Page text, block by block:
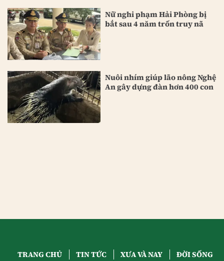
Nữ nghi phạm Hải Phòng bị
bắt sau 4 năm trốn truy nã
Nuôi nhím giúp lão nông Nghệ
An gây dựng đàn hơn 400 con
TRANG CHỦ TIN TỨC XƯA VÀ NAY ĐỜI SỐNG